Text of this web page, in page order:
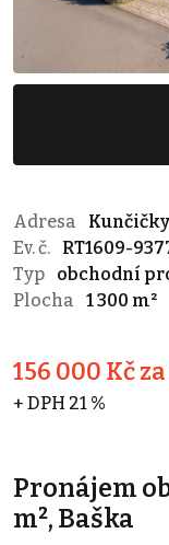
Adresa
Ev. č.
RT1609-
Typ
obchodní
Plocha
1 300 m²
156 000 Kč
+ DPH 21 %
Pronájem
m², Baška